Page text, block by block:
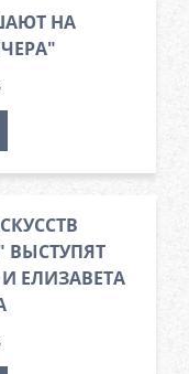
НА
ВЫСТУПЯТ
ЕЛИЗАВЕТА